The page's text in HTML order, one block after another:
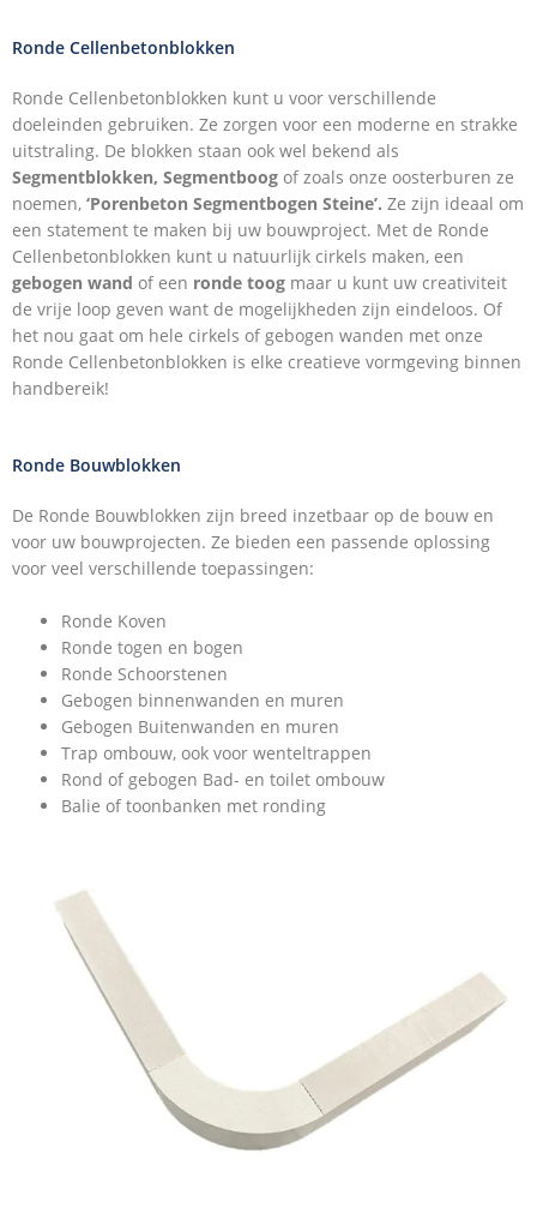
Ronde Cellenbetonblokken
Ronde Cellenbetonblokken kunt u voor verschillende
doeleinden gebruiken. Ze zorgen voor een moderne en strakke
uitstraling. De blokken staan ook wel bekend als
Segmentblokken, Segmentboog of zoals onze oosterburen ze
noemen, ‘Porenbeton Segmentbogen Steine’. Ze zijn ideaal om
een statement te maken bij uw bouwproject. Met de Ronde
Cellenbetonblokken kunt u natuurlijk cirkels maken, een
gebogen wand of een ronde toog maar u kunt uw creativiteit
de vrije loop geven want de mogelijkheden zijn eindeloos. Of
het nou gaat om hele cirkels of gebogen wanden met onze
Ronde Cellenbetonblokken is elke creatieve vormgeving binnen
handbereik!
Ronde Bouwblokken
De Ronde Bouwblokken zijn breed inzetbaar op de bouw en
voor uw bouwprojecten. Ze bieden een passende oplossing
voor veel verschillende toepassingen:
Ronde Koven
Ronde togen en bogen
Ronde Schoorstenen
Gebogen binnenwanden en muren
Gebogen Buitenwanden en muren
Trap ombouw, ook voor wenteltrappen
Rond of gebogen Bad- en toilet ombouw
Balie of toonbanken met ronding